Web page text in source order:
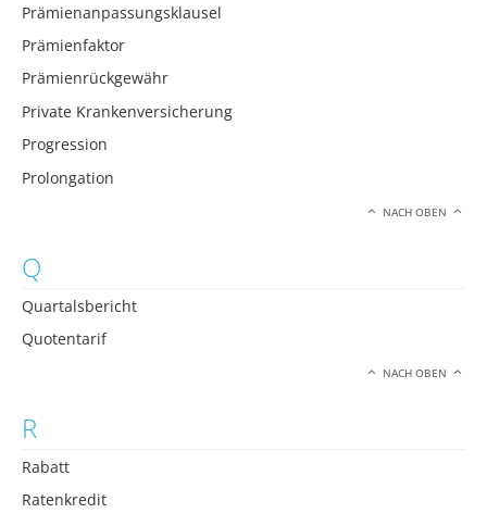
Prämienanpassungsklausel
Prämienfaktor
Prämienrückgewähr
Private Krankenversicherung
Progression
Prolongation
NACH OBEN
Q
Quartalsbericht
Quotentarif
NACH OBEN
R
Rabatt
Ratenkredit